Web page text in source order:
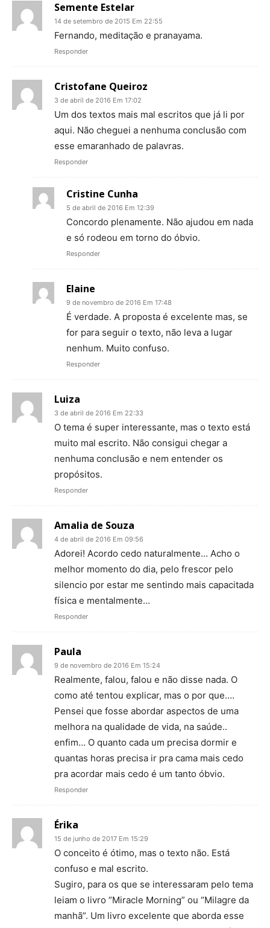
Semente Estelar
14 de setembro de 2015 Em 22:55
Fernando, meditação e pranayama.
Responder
Cristofane Queiroz
3 de abril de 2016 Em 17:02
Um dos textos mais mal escritos que já li por
aqui. Não cheguei a nenhuma conclusão com
esse emaranhado de palavras.
Responder
Cristine Cunha
5 de abril de 2016 Em 12:39
Concordo plenamente. Não ajudou em nada
e só rodeou em torno do óbvio.
Responder
Elaine
9 de novembro de 2016 Em 17:48
É verdade. A proposta é excelente mas, se
for para seguir o texto, não leva a lugar
nenhum. Muito confuso.
Responder
Luiza
3 de abril de 2016 Em 22:33
O tema é super interessante, mas o texto está
muito mal escrito. Não consigui chegar a
nenhuma conclusão e nem entender os
propósitos.
Responder
Amalia de Souza
4 de abril de 2016 Em 09:56
Adorei! Acordo cedo naturalmente… Acho o
melhor momento do dia, pelo frescor pelo
silencio por estar me sentindo mais capacitada
física e mentalmente…
Responder
Paula
9 de novembro de 2016 Em 15:24
Realmente, falou, falou e não disse nada. O
como até tentou explicar, mas o por que….
Pensei que fosse abordar aspectos de uma
melhora na qualidade de vida, na saúde..
enfim… O quanto cada um precisa dormir e
quantas horas precisa ir pra cama mais cedo
pra acordar mais cedo é um tanto óbvio.
Responder
Érika
15 de junho de 2017 Em 15:29
O conceito é ótimo, mas o texto não. Está
confuso e mal escrito.
Sugiro, para os que se interessaram pelo tema
leiam o livro “Miracle Morning” ou “Milagre da
manhã”. Um livro excelente que aborda esse